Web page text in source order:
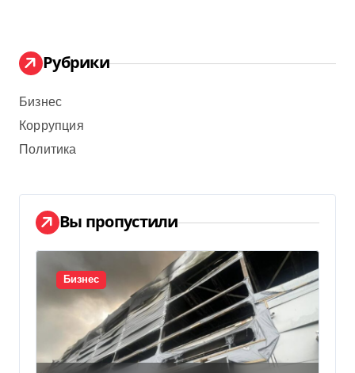
Рубрики
Бизнес
Коррупция
Политика
Вы пропустили
Бизнес